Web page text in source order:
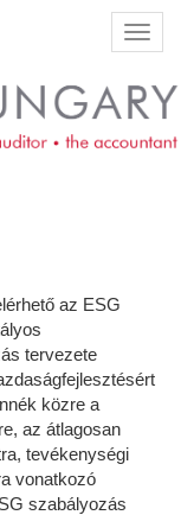
az ESG
tervezete
közre a
az átlagosan
tevékenységi
vonatkozó
szabályozás